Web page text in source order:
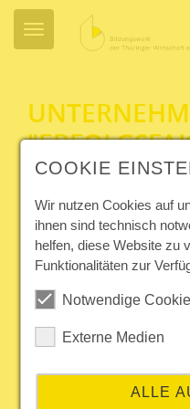
Familie ist bereits seit
wesentlicher Bestandteil
Personalarbeit.Seit 15
sind wir Mitglied
bundesweiten
Familie“
und profitieren
Beispielen der über
Das
COOKIE
Wir nutzen Cookies auf
ihnen sind technisch
helfen, diese Website zu
Funktionalitäten zur
Notwendige
Externe Medien
ALLE